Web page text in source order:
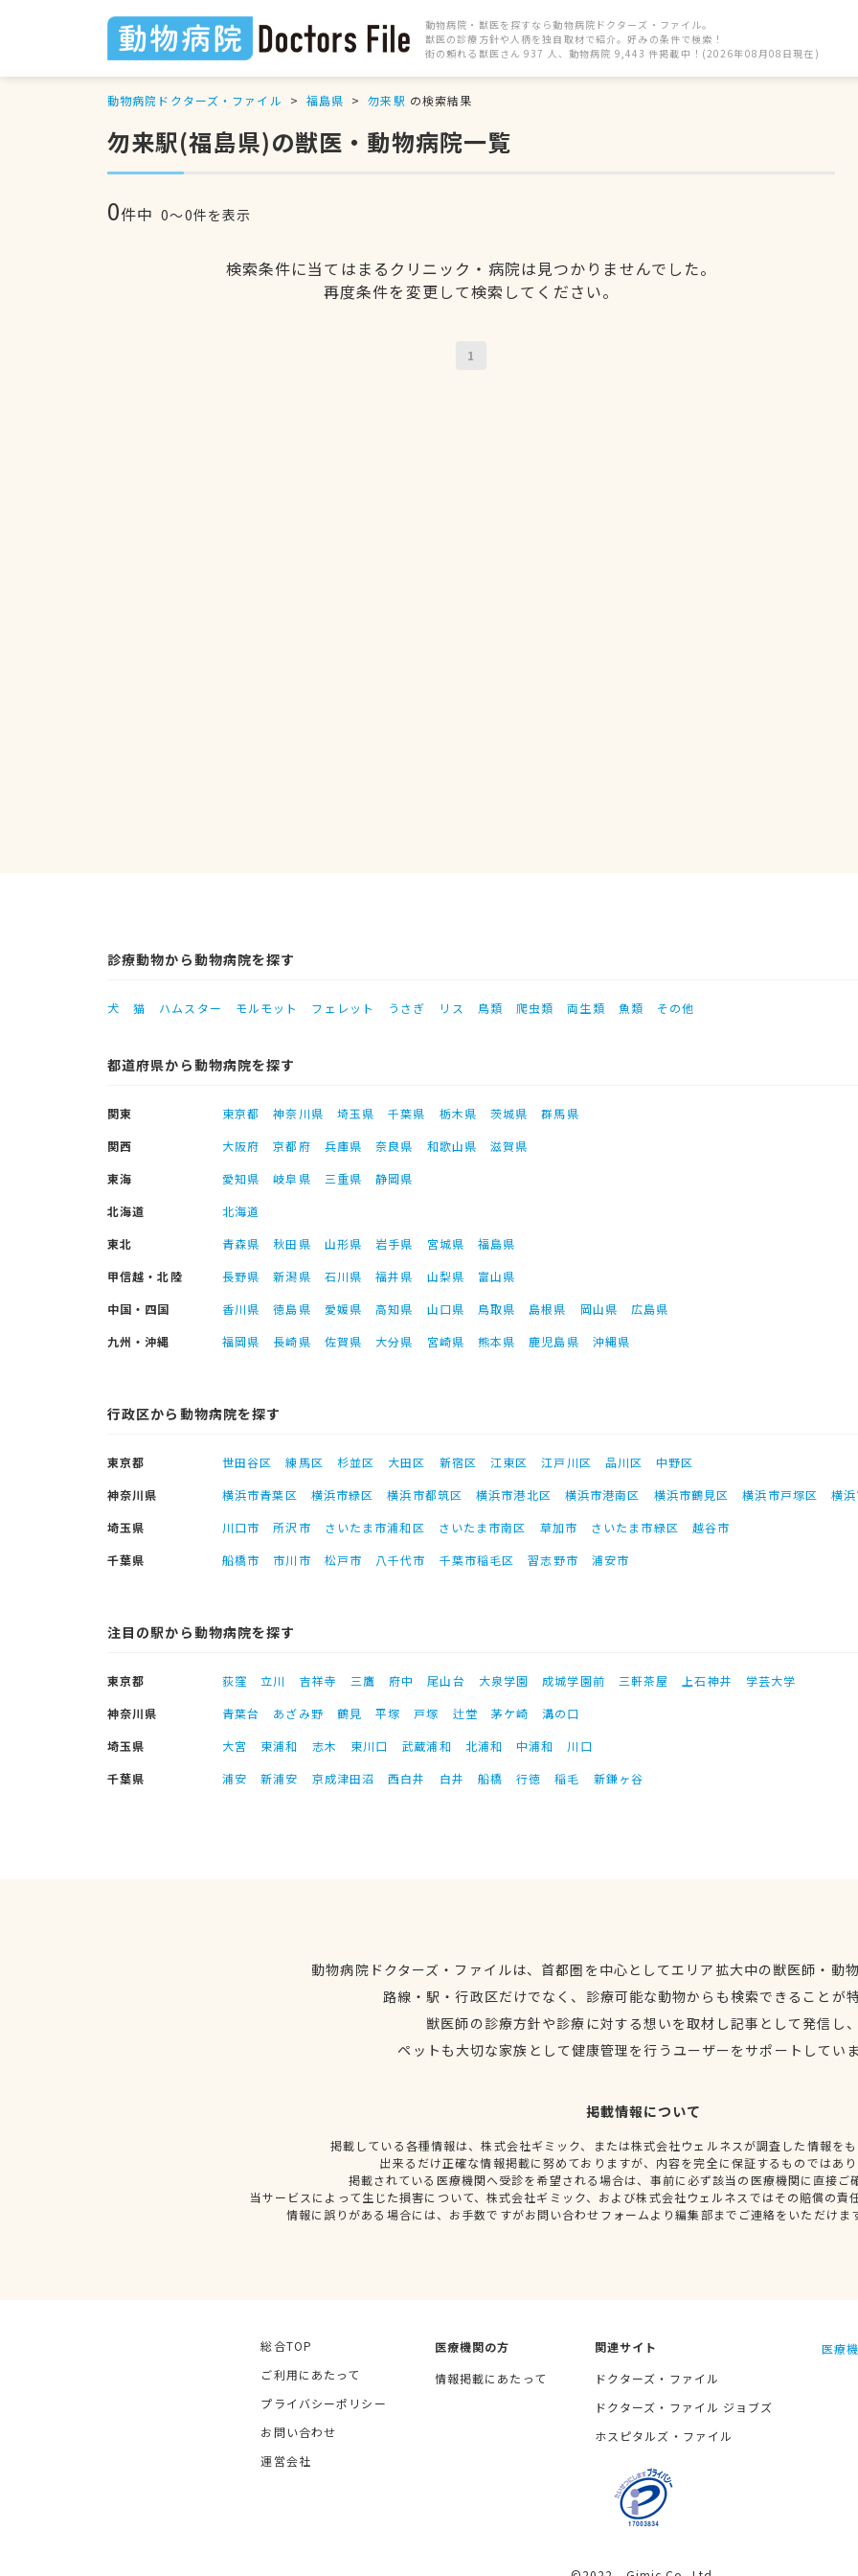
動物病院・獣医を探すなら動物病院ドクターズ・ファイル。
獣医の診療方針や人柄を独自取材で紹介。好みの条件で検索！
街の頼れる獣医さん 937 人、動物病院 9,443 件掲載中！(2026年08月08日現在)
動物病院ドクターズ・ファイル 福島県 勿来駅 の検索結果
勿来駅(福島県)の獣医・動物病院一覧
0件中 0〜0件を表示
検索条件に当てはまるクリニック・病院は見つかりませんでした。
再度条件を変更して検索してください。
1
診療動物から動物病院を探す
犬 猫 ハムスター モルモット フェレット うさぎ リス 鳥類 爬虫類 両生類 魚類 その他
都道府県から動物病院を探す
関東 東京都 神奈川県 埼玉県 千葉県 栃木県 茨城県
群馬県
関西
大阪府 京都府 兵庫県 奈良県 和歌山県
滋賀県
東海
愛知県 岐阜県 三重県
静岡県
北海道
北海道
東北
青森県 秋田県 山形県 岩手県 宮城県
福島県
甲信越・北陸
長野県 新潟県 石川県 福井県 山梨県
富山県
中国・四国
香川県 徳島県 愛媛県 高知県 山口県 鳥取県 島根県 岡山県
広島県
九州・沖縄
福岡県 長崎県 佐賀県 大分県 宮崎県 熊本県 鹿児島県 沖縄県
行政区から動物病院を探す
東京都 世田谷区 練馬区 杉並区 大田区 新宿区 江東区 江戸川区 品川区
中野区
神奈川県
横浜市青葉区 横浜市緑区 横浜市都筑区 横浜市港北区 横浜市港南区 横浜市鶴見区 横浜市戸塚区
横
埼玉県
川口市 所沢市 さいたま市浦和区 さいたま市南区 草加市 さいたま市緑区
越谷市
千葉県
船橋市 市川市 松戸市 八千代市 千葉市稲毛区 習志野市 浦安市
注目の駅から動物病院を探す
東京都 荻窪 立川 吉祥寺 三鷹 府中 尾山台 大泉学園 成城学園前 三軒茶屋 上石神井
学芸大学
神奈川県
青葉台 あざみ野 鶴見 平塚 戸塚 辻堂 茅ケ崎
溝の口
埼玉県
大宮 東浦和 志木 東川口 武蔵浦和 北浦和 中浦和
川口
千葉県
浦安 新浦安 京成津田沼 西白井 白井 船橋 行徳 稲毛 新鎌ヶ谷
動物病院ドクターズ・ファイルは、首都圏を中心としてエリア拡大中の獣医師・動
路線・駅・行政区だけでなく、診療可能な動物からも検索できることが
獣医師の診療方針や診療に対する想いを取材し記事として発信し
ペットも大切な家族として健康管理を行うユーザーをサポートしてい
掲載情報について
掲載している各種情報は、株式会社ギミック、または株式会社ウェルネスが調査した情報を
出来るだけ正確な情報掲載に努めておりますが、内容を完全に保証するものではあ
掲載されている医療機関へ受診を希望される場合は、事前に必ず該当の医療機関に直接ご
当サービスによって生じた損害について、株式会社ギミック、および株式会社ウェルネスではその賠償の責
情報に誤りがある場合には、お手数ですがお問い合わせフォームより編集部までご連絡をいただけま
総合TOP
ご利用にあたって
プライバシーポリシー
お問い合わせ
運営会社
医療機関の方
情報掲載にあたって
関連サイト
ドクターズ・ファイル
ドクターズ・ファイル ジョブズ
ホスピタルズ・ファイル
医療